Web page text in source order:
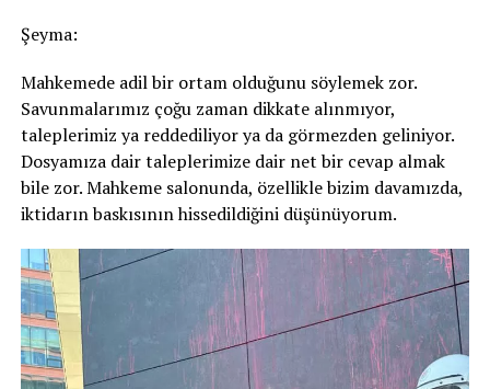
Şeyma:
Mahkemede adil bir ortam olduğunu söylemek zor.
Savunmalarımız çoğu zaman dikkate alınmıyor,
taleplerimiz ya reddediliyor ya da görmezden geliniyor.
Dosyamıza dair taleplerimize dair net bir cevap almak
bile zor. Mahkeme salonunda, özellikle bizim davamızda,
iktidarın baskısının hissedildiğini düşünüyorum.